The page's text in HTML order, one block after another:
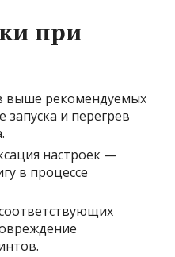
при
выше рекомендуемых
и перегрев
настроек —
в процессе